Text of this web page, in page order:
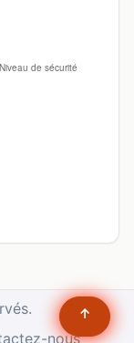
nous
↑